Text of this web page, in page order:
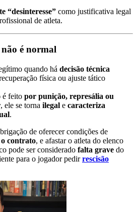
“desinteresse” como justificativa legal
de atleta.
é normal
quando há decisão técnica
física ou ajuste tático
é feito por punição, represália ou
, ele se torna ilegal e caracteriza
.
de oferecer condições de
contrato, e afastar o atleta do elenco
pode ser considerado falta grave do
para o jogador pedirrescisão